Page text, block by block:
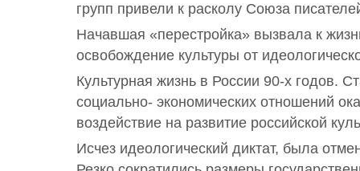
групп привели к расколу Союза
Начавшая «перестройка» вызвала к
освобождение культуры от
Культурная жизнь в России 90-х годов.
социально- экономических отношений
воздействие на развитие российской
Исчез идеологический диктат, была